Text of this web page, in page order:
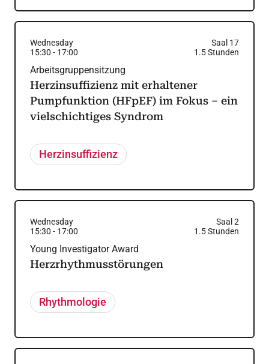
Wednesday
Saal 17
15:30 - 17:00 1.5Stunden
Arbeitsgruppensitzung
Herzinsuffizienz mit erhaltener
Pumpfunktion (HFpEF) im Fokus – ein
vielschichtiges Syndrom
Herzinsuffizienz
Wednesday
Saal 2
15:30 - 17:00 1.5Stunden
Young Investigator Award
Herzrhythmusstörungen
Rhythmologie